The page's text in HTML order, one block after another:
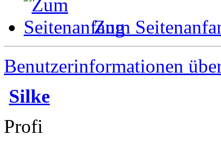
Zum
Benutzerinformationen
Silke
Profi